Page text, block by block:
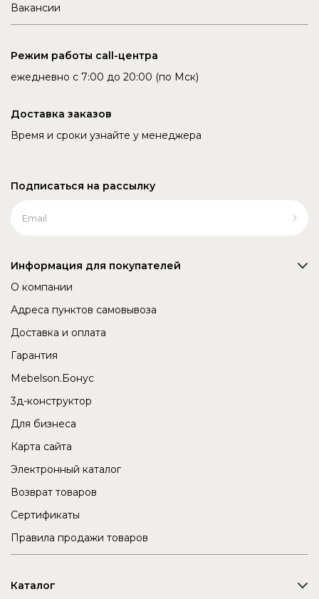
Вакансии
Режим работы call-центра
ежедневно с 7:00 до 20:00 (по Мск)
Доставка заказов
Время и сроки узнайте у менеджера
Подписаться на рассылку
Информация для покупателей
О компании
Адреса пунктов самовывоза
Доставка и оплата
Гарантия
Mebelson.Бонус
3д-конструктор
Для бизнеса
Карта сайта
Электронный каталог
Возврат товаров
Сертификаты
Правила продажи товаров
Каталог